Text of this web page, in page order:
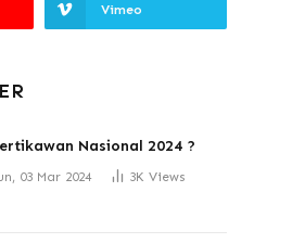
Vimeo
Nasional 2024 ?
03 Mar 2024 3K Views